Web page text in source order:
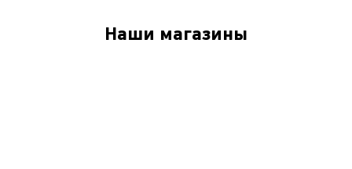
Наши магазины